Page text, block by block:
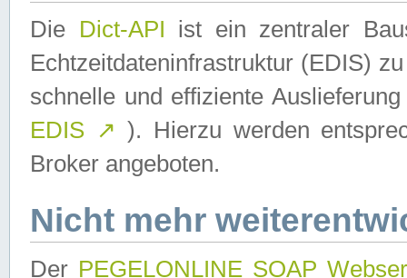
Die Dict-API ist ein zentraler
Echtzeitdateninfrastruktur (EDIS)
schnelle und effiziente
EDIS ↗ ). Hierzu werden
Broker angeboten.
Nicht mehr
Der PEGELONLINE SOAP